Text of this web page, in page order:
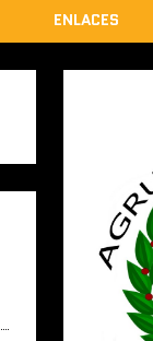
ENLACES